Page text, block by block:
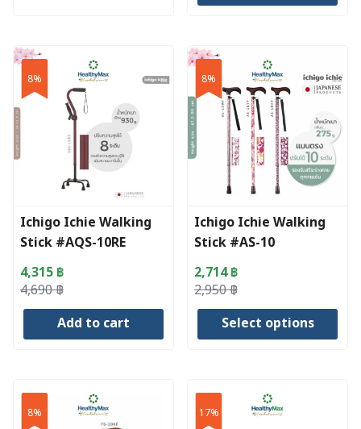
has
multiple
variants.
The
options
may
the
product
page
8%
Ichigo Ichie Walking
Stick #AQS-10RE
4,690฿
Original
price
4,315 ฿
Current
price
Add to cart
8%
Ichigo Ichie Walking
Stick #AS-10
2,950฿
Original
price
2,714฿
Current
price
Select options
has
multiple
8% 17%